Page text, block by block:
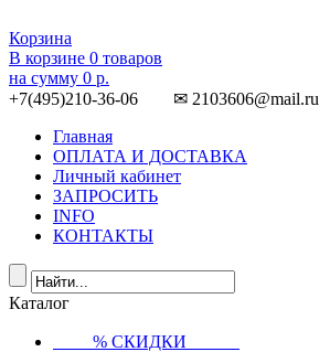
Корзина
В корзине 0 товаров
на сумму 0 р.
+7(495)210-36-06 ✉ 2103606@mail.ru
Главная
ОПЛАТА И ДОСТАВКА
Личный кабинет
ЗАПРОСИТЬ
INFO
КОНТАКТЫ
Каталог
⠀⠀⠀% СКИДКИ⠀⠀⠀⠀